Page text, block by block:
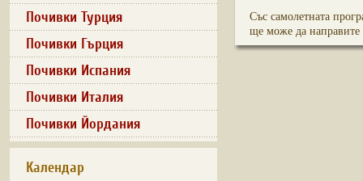
Почивки Турция
Почивки Гърция
Почивки Испания
Почивки Италия
Почивки Йордания
Календар
Със самолетната
ще може да